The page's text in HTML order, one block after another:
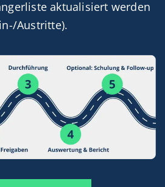
aktualisiert werden
Austritte).